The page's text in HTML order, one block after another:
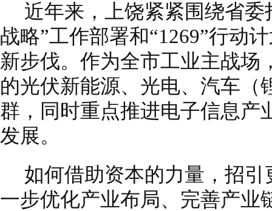
近年来，上饶紧紧围绕省委
战略”工作部署和“1269”行动
新步伐。作为全市工业主战场
的光伏新能源、光电、汽车（
群，同时重点推进电子信息产
发展。
如何借助资本的力量，招
一步优化产业布局、完善产业